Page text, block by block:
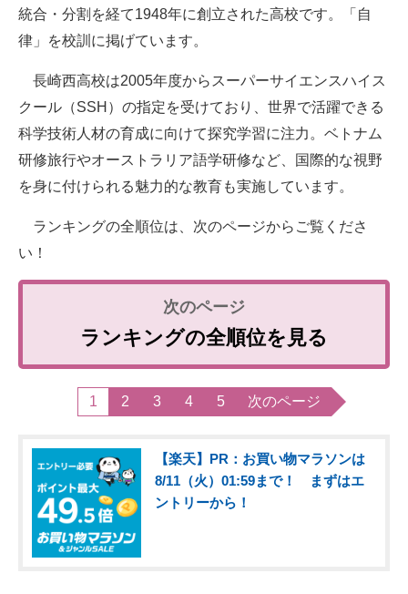
統合・分割を経て1948年に創立された高校です。「自
律」を校訓に掲げています。
長崎西高校は2005年度からスーパーサイエンスハイス
クール（SSH）の指定を受けており、世界で活躍できる
科学技術人材の育成に向けて探究学習に注力。ベトナム
研修旅行やオーストラリア語学研修など、国際的な視野
を身に付けられる魅力的な教育も実施しています。
ランキングの全順位は、次のページからご覧くださ
い！
ランキングの全順位を見る
1 2 3 4 5 次のページ
【楽天】PR：お買い物マラソンは
8/11（火）01:59まで！ まずはエ
ントリーから！